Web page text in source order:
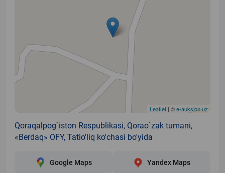
Leaflet | ©e-auksion.uz
Qoraqalpog`iston Respublikasi, Qorao`zak tumani,
«Berdaq» OFY, Tatio'liq ko'chasi bo'yida
Google Maps Yandex Maps